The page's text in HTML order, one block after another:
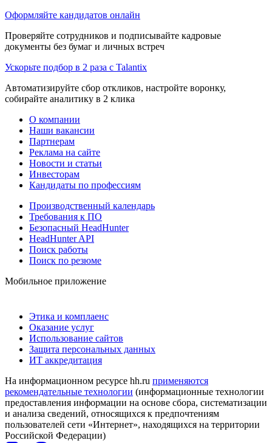
Оформляйте кандидатов онлайн
Проверяйте сотрудников и подписывайте кадровые
документы без бумаг и личных встреч
Ускорьте подбор в 2 раза с Talantix
Автоматизируйте сбор откликов, настройте воронку,
собирайте аналитику в 2 клика
О компании
Наши вакансии
Партнерам
Реклама на сайте
Новости и статьи
Инвесторам
Кандидаты по профессиям
Производственный календарь
Требования к ПО
Безопасный HeadHunter
HeadHunter API
Поиск работы
Поиск по резюме
Мобильное приложение
Этика и комплаенс
Оказание услуг
Использование сайтов
Защита персональных данных
ИТ аккредитация
На информационном ресурсе hh.ru применяются
рекомендательные технологии (информационные технологии
предоставления информации на основе сбора, систематизации
и анализа сведений, относящихся к предпочтениям
пользователей сети «Интернет», находящихся на территории
Российской Федерации)